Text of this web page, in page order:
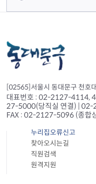
[02565]서울시 동대문구 천호
대표번호 : 02-2127-4114,
27-5000(당직실 연결) |
FAX : 02-2127-5096 (종합
누리집오류신고
찾아오시는길
직원검색
원격지원